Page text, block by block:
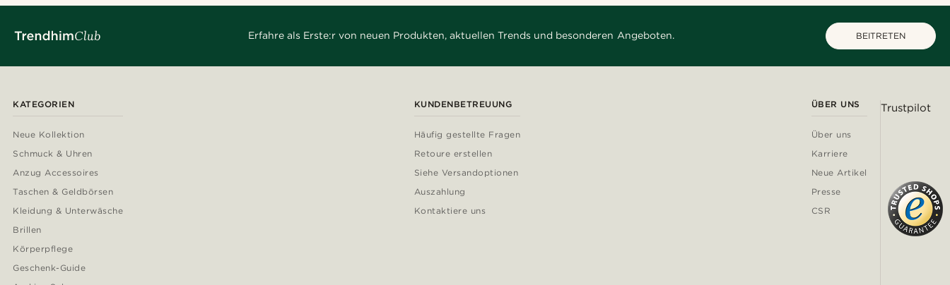
Erfahre als Erste:r von neuen Produkten, aktuellen Trends und besonderen Angeboten. BEITRETEN
KATEGORIEN
Neue Kollektion
Schmuck & Uhren
Anzug Accessoires
Taschen & Geldbörsen
Kleidung & Unterwäsche
Brillen
Körperpflege
Geschenk-Guide
KUNDENBETREUUNG
Häufig gestellte Fragen
Retoure erstellen
Siehe Versandoptionen
Auszahlung
Kontaktiere uns
ÜBER UNS
Über uns
Karriere
Neue Artikel
Presse
CSR
Trustpilot